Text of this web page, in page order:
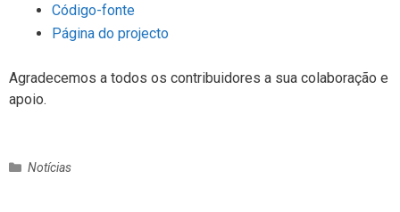
Código-fonte
Página do projecto
Agradecemos a todos os contribuidores a sua colaboração e
apoio.
C
Notícias